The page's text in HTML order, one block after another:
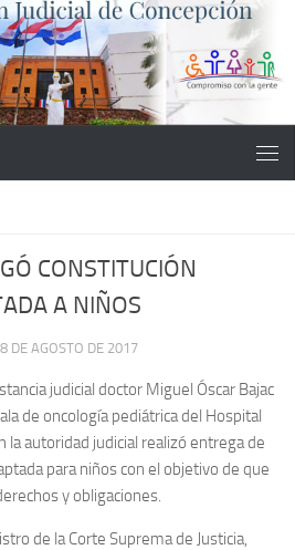
CONSTITUCIÓN
A NIÑOS
8 DE AGOSTO DE 2017
judicial doctor Miguel Óscar Bajac
de oncología pediátrica del Hospital
la autoridad judicial realizó entrega de
para niños con el objetivo de que
y obligaciones.
de la Corte Suprema de Justicia,